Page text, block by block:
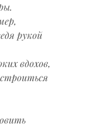
рукой
вдохов,